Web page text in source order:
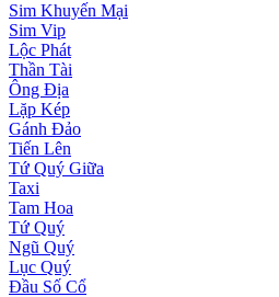
Sim Khuyến Mại
Sim Vip
Lộc Phát
Thần Tài
Ông Địa
Lặp Kép
Gánh Đảo
Tiến Lên
Tứ Quý Giữa
Taxi
Tam Hoa
Tứ Quý
Ngũ Quý
Lục Quý
Đầu Số Cổ